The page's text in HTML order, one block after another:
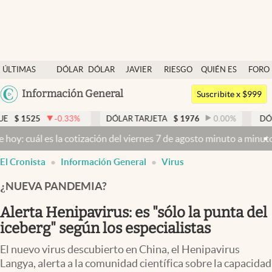
ÚLTIMAS
NOTICIAS
DÓLAR
DÓLAR
JAVIER
RIESGO
QUIÉN ES
QUIÉN
FORO
Argentina
México
Información General
Dólar
Members
Economía y Política
Finanzas y Mercados
Mercados Online
Negocios
Columnistas
Otras secciones
Apertura
Suscribite x $999
% DÓLAR TARJETA $ 1976 0.00% DÓLAR MEP
del viernes 7 de agosto minuto a minutoDólar hoy y
El Cronista Información General Virus
¿NUEVA PANDEMIA?
Alerta Henipavirus: es "sólo la punta del
iceberg" según los especialistas
El nuevo virus descubierto en China, el Henipavirus
Langya, alerta a la comunidad científica sobre la capacidad